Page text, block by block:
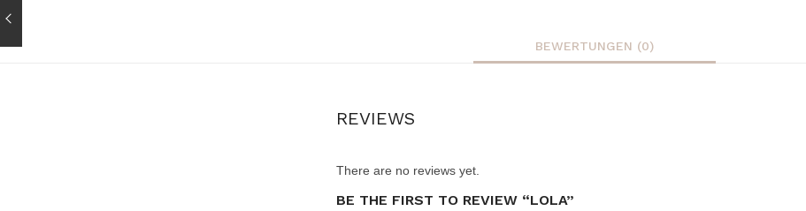
BEWERTUNGEN (0)
REVIEWS
There are no reviews yet.
BE THE FIRST TO REVIEW “LOLA”